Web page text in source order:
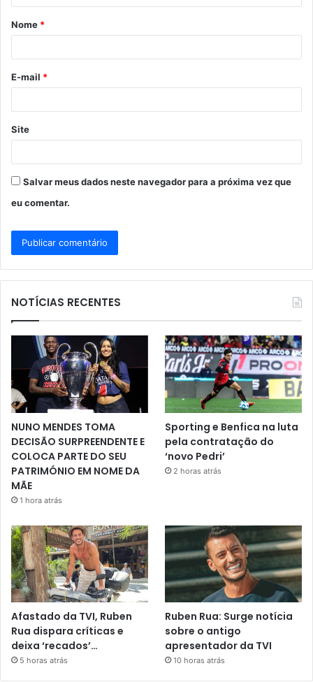
á
r
*
Nome *
E-mail *
Site
Salvar meus dados neste navegador para a próxima vez que
eu comentar.
NOTÍCIAS RECENTES
NUNO MENDES TOMA
DECISÃO SURPREENDENTE E
COLOCA PARTE DO SEU
PATRIMÓNIO EM NOME DA
MÃE
1 hora atrás
Sporting e Benfica na luta
pela contratação do
‘novo Pedri’
2 horas atrás
Afastado da TVI, Ruben
Rua dispara críticas e
deixa ‘recados’…
5 horas atrás
Ruben Rua: Surge notícia
sobre o antigo
apresentador da TVI
10 horas atrás